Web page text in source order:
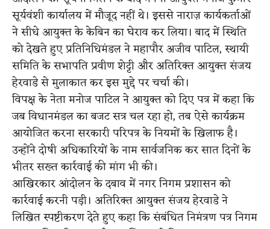
सूर्यवंशी कार्यालय में मौजूद नहीं थे। इससे नाराज़ कार्यकर्ताओं
ने सीधे आयुक्त के केबिन का घेराव कर लिया। बाद में स्थिति
को देखते हुए प्रतिनिधिमंडल ने महापौर अजीव पाटिल, स्थायी
समिति के सभापति प्रवीण शेट्टी और अतिरिक्त आयुक्त संजय
हेरवाडे से मुलाकात कर इस मुद्दे पर चर्चा की।
विपक्ष के नेता मनोज पाटिल ने आयुक्त को दिए पत्र में कहा कि
जब विधानमंडल का बजट सत्र चल रहा हो, तब ऐसे कार्यक्रम
आयोजित करना सरकारी परिपत्र के नियमों के खिलाफ है।
उन्होंने दोषी अधिकारियों के नाम सार्वजनिक कर सात दिनों के
भीतर सख्त कार्रवाई की मांग भी की।
आखिरकार आंदोलन के दबाव में नगर निगम प्रशासन को
कार्रवाई करनी पड़ी। अतिरिक्त आयुक्त संजय हेरवाडे ने
लिखित स्पष्टीकरण देते हुए कहा कि संबंधित निमंत्रण पत्र निगम